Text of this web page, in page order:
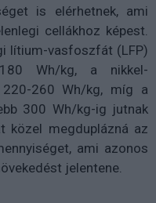
is elérhetnek, ami
cellákhoz képest.
lítium-vasfoszfát (LFP)
180 Wh/kg, a nikkel-
220-260 Wh/kg, míg a
300 Wh/kg-ig jutnak
közel megduplázná az
ami azonos
jelentene.